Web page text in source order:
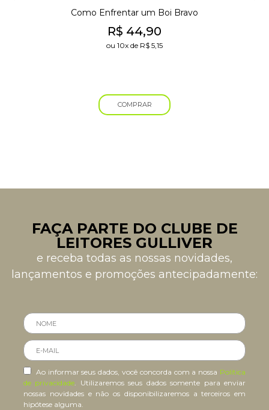
Como Enfrentar um Boi Bravo
R$ 44,90
ou 10x de R$ 5,15
COMPRAR
FAÇA PARTE DO CLUBE DE
LEITORES GULLIVER
e receba todas as nossas novidades,
lançamentos e promoções antecipadamente:
Ao informar seus dados, você concorda com a nossa Política
de privacidade. Utilizaremos seus dados somente para enviar
nossas novidades e não os disponibilizaremos a terceiros em
hipótese alguma.